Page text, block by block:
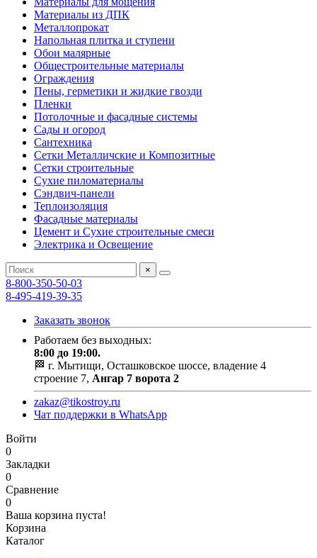
Материалы из ДПК
Металлопрокат
Напольная плитка и ступени
Обои малярные
Общестроительные материалы
Ограждения
Пены, герметики и жидкие гвозди
Пленки
Потолочные и фасадные системы
Сады и огород
Сантехника
Сетки Металличские и Композитные
Сетки строительные
Сухие пиломатериалы
Сэндвич-панели
Теплоизоляция
Фасадные материалы
Цемент и Сухие строительные смеси
Электрика и Освещение
×
8-800-350-50-03
8-495-419-39-35
Заказать звонок
Работаем без выходных:
8:00 до 19:00.
🏁 г. Мытищи, Осташковское шоссе, владение 4
строение 7, Ангар 7 ворота 2
zakaz@tikostroy.ru
Чат поддержки в WhatsApp
Войти
0
Закладки
0
Сравнение
0
Ваша корзина пуста!
Корзина
Каталог